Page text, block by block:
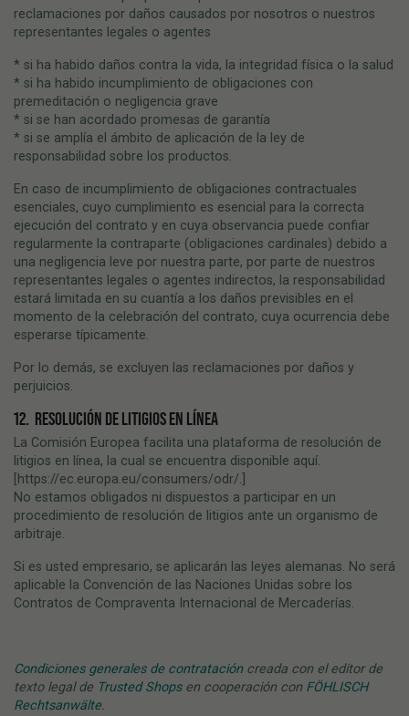
reclamaciones por daños causados por nosotros o nuestros
representantes legales o agentes
* si ha habido daños contra la vida, la integridad física o la salud
* si ha habido incumplimiento de obligaciones con
premeditación o negligencia grave
* si se han acordado promesas de garantía
* si se amplía el ámbito de aplicación de la ley de
responsabilidad sobre los productos.
En caso de incumplimiento de obligaciones contractuales
esenciales, cuyo cumplimiento es esencial para la correcta
ejecución del contrato y en cuya observancia puede confiar
regularmente la contraparte (obligaciones cardinales) debido a
una negligencia leve por nuestra parte, por parte de nuestros
representantes legales o agentes indirectos, la responsabilidad
estará limitada en su cuantía a los daños previsibles en el
momento de la celebración del contrato, cuya ocurrencia debe
esperarse típicamente.
Por lo demás, se excluyen las reclamaciones por daños y
perjuicios.
12. RESOLUCIÓN DE LITIGIOS EN LÍNEA
La Comisión Europea facilita una plataforma de resolución de
litigios en línea, la cual se encuentra disponible aquí.
[https://ec.europa.eu/consumers/odr/.]
No estamos obligados ni dispuestos a participar en un
procedimiento de resolución de litigios ante un organismo de
arbitraje.
Si es usted empresario, se aplicarán las leyes alemanas. No será
aplicable la Convención de las Naciones Unidas sobre los
Contratos de Compraventa Internacional de Mercaderías.
Condiciones generales de contratación creada con el editor de
texto legal de Trusted Shopsen cooperación con FÖHLISCH
Rechtsanwälte.